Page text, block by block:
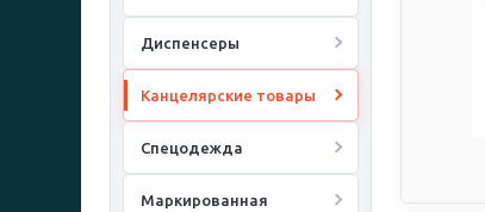
Диспенсеры
Канцелярские товары
Спецодежда
Маркированная